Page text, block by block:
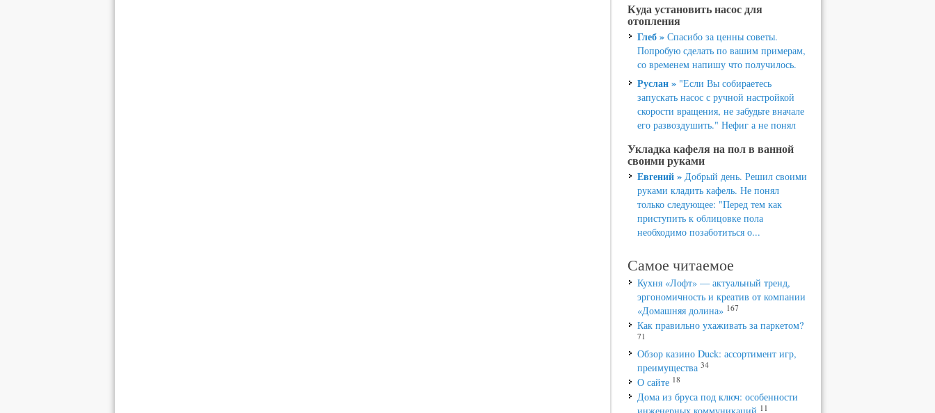
Куда установить насос для
отопления
Глеб »Спасибо за ценны советы.
Попробую сделать по вашим примерам,
со временем напишу что получилось.
Руслан »"Если Вы собираетесь
запускать насос с ручной настройкой
скорости вращения, не забудьте вначале
его развоздушить." Нефиг а не понял
Укладка кафеля на пол в ванной
своими руками
Евгений »Добрый день. Решил своими
руками кладить кафель. Не понял
только следующее: "Перед тем как
приступить к облицовке пола
необходимо позаботиться о...
Самое читаемое
Кухня «Лофт» — актуальный тренд,
эргономичность и креатив от компании
«Домашняя долина» 167
Как правильно ухаживать за паркетом?
71
Обзор казино Duck: ассортимент игр,
преимущества 34
О сайте 18
Дома из бруса под ключ: особенности
11